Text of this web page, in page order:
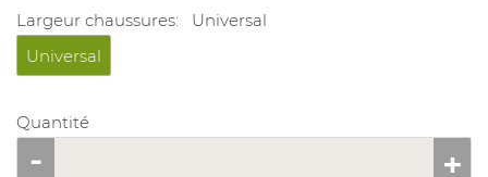
Largeur chaussures:
Universal
Universal
Quantité